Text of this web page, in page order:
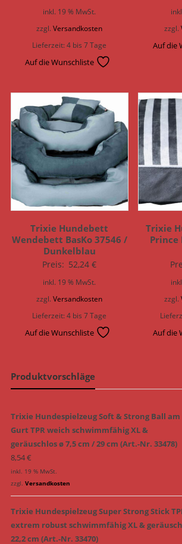
inkl. 19 % MwSt.
zzgl.Versandkosten
Lieferzeit:4 bis 7 Tage
Auf die Wunschliste
zzgl.
Auf die
Trixie Hundebett
Wendebett BasKo 37546 /
Dunkelblau
Preis: 52,24€
inkl. 19 % MwSt.
zzgl.Versandkosten
Lieferzeit:4 bis 7 Tage
Auf die Wunschliste
Trixie
Prince
zzgl.
Auf die
Produktvorschläge
Trixie Hundespielzeug Soft & Strong Ball am
Gurt TPR weich schwimmfähig XL &
geräuschlos ø 7,5 cm / 29 cm (Art.-Nr. 33478)
8,54€
inkl. 19 % MwSt.
zzgl. Versandkosten
Trixie Hundespielzeug Super Strong Stick
extrem robust schwimmfähig XL &
22,2 cm (Art.-Nr. 33470)